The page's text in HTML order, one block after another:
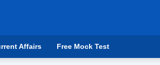
Affairs Free Mock Test